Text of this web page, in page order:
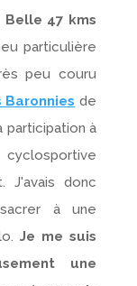
Belle 47 kms
particulière
peu couru
Baronnies de
participation à
cyclosportive
J'avais donc
à une
Je me suis
une